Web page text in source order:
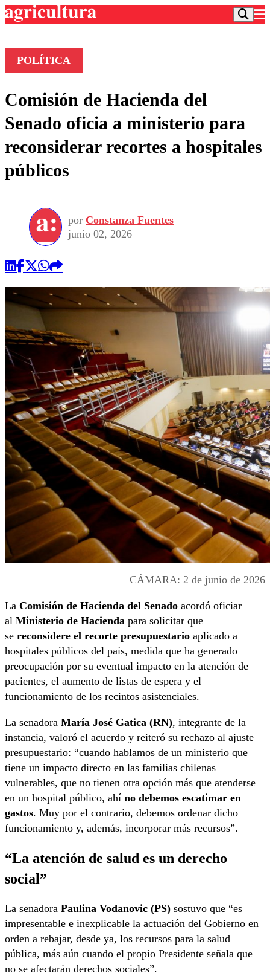
Frecuencias
Agricultura TV
Deportes
Colo Colo
Torneo Internacional
Torneo Nacional
Entretención
Internacional
Nacional
Programas
Comercial
POLÍTICA
Comisión de Hacienda del
Senado oficia a ministerio para
reconsiderar recortes a hospitales
públicos
por Constanza Fuentes
junio 02, 2026
CÁMARA: 2 de junio de 2026
La Comisión de Hacienda del Senado acordó oficiar
al Ministerio de Hacienda para solicitar que
se reconsidere el recorte presupuestario aplicado a
hospitales públicos del país, medida que ha generado
preocupación por su eventual impacto en la atención de
pacientes, el aumento de listas de espera y el
funcionamiento de los recintos asistenciales.
La senadora María José Gatica (RN), integrante de la
instancia, valoró el acuerdo y reiteró su rechazo al ajuste
presupuestario: “cuando hablamos de un ministerio que
tiene un impacto directo en las familias chilenas
vulnerables, que no tienen otra opción más que atenderse
en un hospital público, ahí no debemos escatimar en
gastos. Muy por el contrario, debemos ordenar dicho
funcionamiento y, además, incorporar más recursos”.
“La atención de salud es un derecho
social”
La senadora Paulina Vodanovic (PS) sostuvo que “es
impresentable e inexplicable la actuación del Gobierno en
orden a rebajar, desde ya, los recursos para la salud
pública, más aún cuando el propio Presidente señala que
no se afectarán derechos sociales”.